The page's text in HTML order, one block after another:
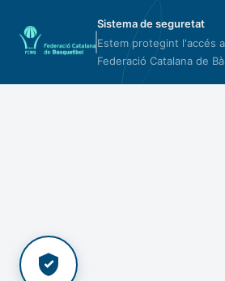
Sistema de seguretat
Estem protegint l'accés
Federació Catalana de